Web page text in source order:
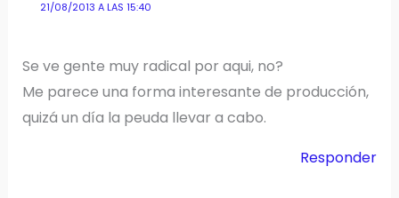
21/08/2013 A LAS 15:40
Se ve gente muy radical por aqui, no?
Me parece una forma interesante de producción,
quizá un día la peuda llevar a cabo.
Responder